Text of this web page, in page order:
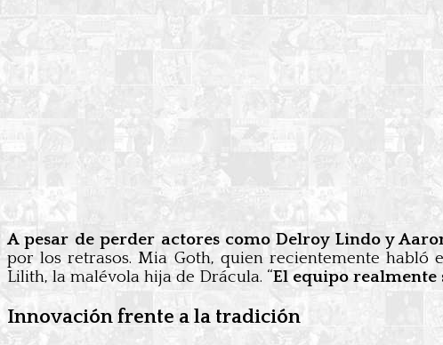
A pesar de perder actores como Delroy Lindo y
por los retrasos. Mia Goth, quien recientemente
Lilith, la malévola hija de Drácula. “El equipo realmente
Innovación frente a la tradición